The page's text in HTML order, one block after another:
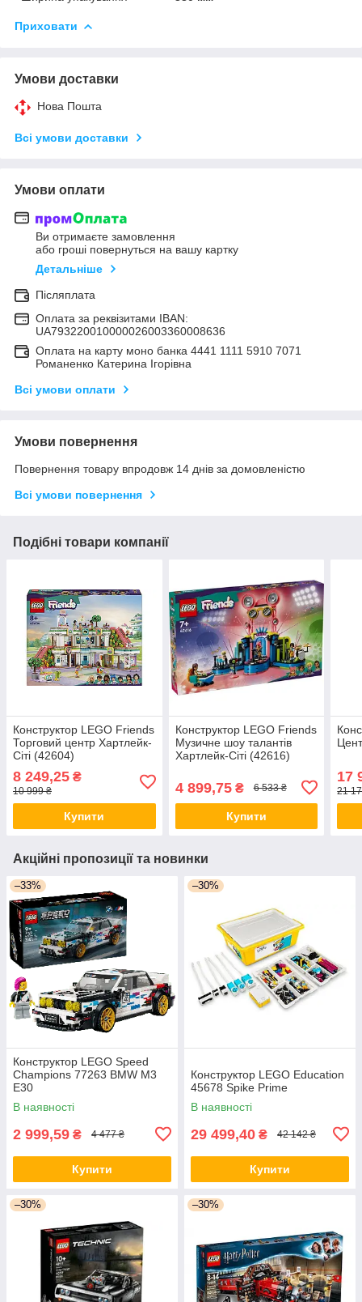
Приховати
Умови доставки
Нова Пошта
Всі умови доставки
Умови оплати
Ви отримаєте замовлення
або гроші повернуться на вашу картку
Детальніше
Післяплата
Оплата за реквізитами IBAN:
UA793220010000026003360008636
Оплата на карту моно банка 4441 1111 5910 7071
Романенко Катерина Ігорівна
Всі умови оплати
Умови повернення
Повернення товару впродовж 14 днів за домовленістю
Всі умови повернення
Подібні товари компанії
Конструктор LEGO Friends
Торговий центр Хартлейк-
Сіті (42604)
8 249,25 ₴
10 999 ₴
Купити
Конструктор LEGO Friends
Музичне шоу талантів
Хартлейк-Сіті (42616)
4 899,75₴ 6 533 ₴
Купити
17
21
Акційні пропозиції та новинки
–33%
Конструктор LEGO Speed
Champions 77263 BMW M3
E30
В наявності
2 999,59 ₴ 4 477 ₴
Купити
–30%
Конструктор LEGO Education
45678 Spike Prime
В наявності
29 499,40 ₴ 42 142 ₴
Купити
–30% –30%